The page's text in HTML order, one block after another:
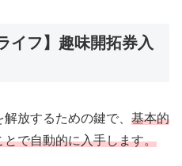
イフ】趣味開拓券入
放するための鍵で、 基本的
で自動的に入手します。